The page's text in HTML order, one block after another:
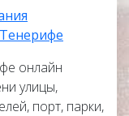
онлайн
улицы,
порт, парки,